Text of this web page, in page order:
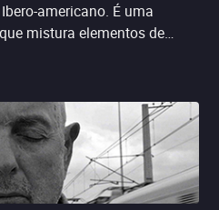
americano. É uma
mistura elementos de
de uma casa de
infiltrado a pedido de